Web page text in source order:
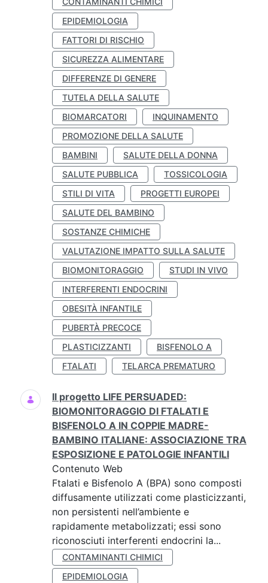
EPIDEMIOLOGIA
FATTORI DI RISCHIO
SICUREZZA ALIMENTARE
DIFFERENZE DI GENERE
TUTELA DELLA SALUTE
BIOMARCATORI
INQUINAMENTO
PROMOZIONE DELLA SALUTE
BAMBINI
SALUTE DELLA DONNA
SALUTE PUBBLICA
TOSSICOLOGIA
STILI DI VITA
PROGETTI EUROPEI
SALUTE DEL BAMBINO
SOSTANZE CHIMICHE
VALUTAZIONE IMPATTO SULLA SALUTE
BIOMONITORAGGIO
STUDI IN VIVO
INTERFERENTI ENDOCRINI
OBESITÀ INFANTILE
PUBERTÀ PRECOCE
PLASTICIZZANTI
BISFENOLO A
FTALATI
TELARCA PREMATURO
Il progetto LIFE PERSUADED:
BIOMONITORAGGIO DI FTALATI E
BISFENOLO A IN COPPIE MADRE-
BAMBINO ITALIANE: ASSOCIAZIONE TRA
ESPOSIZIONE E PATOLOGIE INFANTILI
Contenuto Web
Ftalati e Bisfenolo A (BPA) sono composti
diffusamente utilizzati come plasticizzanti,
non persistenti nell’ambiente e
rapidamente metabolizzati; essi sono
riconosciuti interferenti endocrini la...
CONTAMINANTI CHIMICI
EPIDEMIOLOGIA